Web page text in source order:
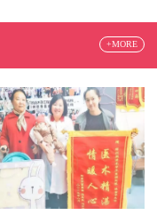
+MORE